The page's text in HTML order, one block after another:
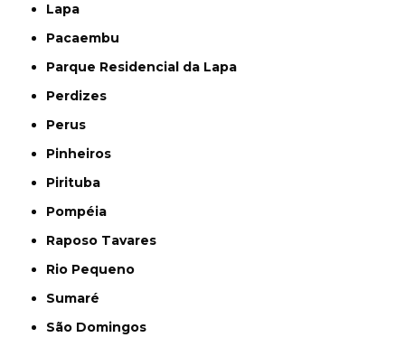
Lapa
Pacaembu
Parque Residencial da Lapa
Perdizes
Perus
Pinheiros
Pirituba
Pompéia
Raposo Tavares
Rio Pequeno
Sumaré
São Domingos